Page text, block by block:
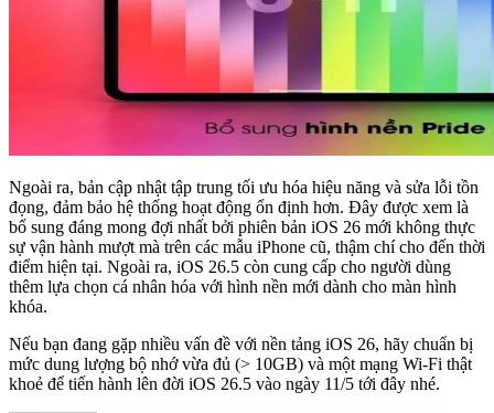
Ngoài ra, bản cập nhật tập trung tối ưu hóa hiệu năng và sửa lỗi tồn
đọng, đảm bảo hệ thống hoạt động ổn định hơn. Đây được xem là
bổ sung đáng mong đợi nhất bởi phiên bản iOS 26 mới không thực
sự vận hành mượt mà trên các mẫu iPhone cũ, thậm chí cho đến thời
điểm hiện tại. Ngoài ra, iOS 26.5 còn cung cấp cho người dùng
thêm lựa chọn cá nhân hóa với hình nền mới dành cho màn hình
khóa.
Nếu bạn đang gặp nhiều vấn đề với nền tảng iOS 26, hãy chuẩn bị
mức dung lượng bộ nhớ vừa đủ (> 10GB) và một mạng Wi-Fi thật
khoẻ để tiến hành lên đời iOS 26.5 vào ngày 11/5 tới đây nhé.